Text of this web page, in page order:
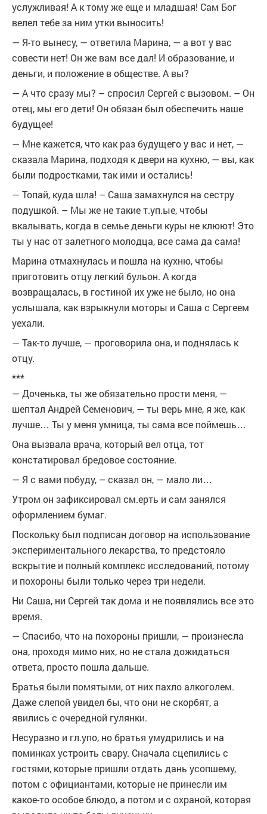
услужливая! А к тому же еще и младшая! Сам Бог
велел тебе за ним утки выносить!
— Я-то вынесу, — ответила Марина, — а вот у вас
совести нет! Он же вам все дал! И образование, и
деньги, и положение в обществе. А вы?
— А что сразу мы? – спросил Сергей с вызовом. – Он
отец, мы его дети! Он обязан был обеспечить наше
будущее!
— Мне кажется, что как раз будущего у вас и нет, —
сказала Марина, подходя к двери на кухню, — вы, как
были подростками, так ими и остались!
— Топай, куда шла! – Саша замахнулся на сестру
подушкой. – Мы же не такие т.уп.ые, чтобы
вкалывать, когда в семье деньги куры не клюют! Это
ты у нас от залетного молодца, все сама да сама!
Марина отмахнулась и пошла на кухню, чтобы
приготовить отцу легкий бульон. А когда
возвращалась, в гостиной их уже не было, но она
услышала, как взрыкнули моторы и Саша с Сергеем
уехали.
— Так-то лучше, — проговорила она, и поднялась к
отцу.
***
— Доченька, ты же обязательно прости меня, —
шептал Андрей Семенович, — ты верь мне, я же, как
лучше… Ты у меня умница, ты сама все поймешь…
Она вызвала врача, который вел отца, тот
констатировал бредовое состояние.
— Я с вами побуду, – сказал он, — мало ли…
Утром он зафиксировал см.ерть и сам занялся
оформлением бумаг.
Поскольку был подписан договор на использование
экспериментального лекарства, то предстояло
вскрытие и полный комплекс исследований, потому
и похороны были только через три недели.
Ни Саша, ни Сергей так дома и не появлялись все это
время.
— Спасибо, что на похороны пришли, — произнесла
она, проходя мимо них, но не стала дожидаться
ответа, просто пошла дальше.
Братья были помятыми, от них пахло алкоголем.
Даже слепой увидел бы, что они не скорбят, а
явились с очередной гулянки.
Несуразно и гл.упо, но братья умудрились и на
поминках устроить свару. Сначала сцепились с
гостями, которые пришли отдать дань усопшему,
потом с официантами, которые не принесли им
какое-то особое блюдо, а потом и с охраной, которая